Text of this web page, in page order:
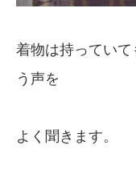
着物は持ってい
う声を
よく聞きます。